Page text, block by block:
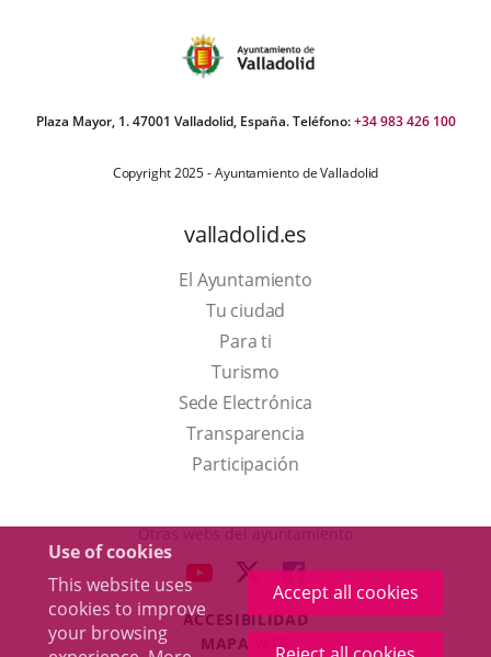
Use of cookies
This website uses
cookies to improve
your browsing
Accept all cookies
Plaza Mayor, 1. 47001 Valladolid, España. Teléfono:+34 983 426 100
Copyright 2025 - Ayuntamiento de Valladolid
valladolid.es
El Ayuntamiento
Tu ciudad
Para ti
TurismoThis
link
will
open
a
up
window.
Sede Electrónica
Transparencia
Participación
Otras webs del ayuntamiento
LINK
EXTERNAL
LINK
TO
EXTERNAL
LINK
TO
EXTERNAL
ACCESIBILIDAD
MAPA WEB